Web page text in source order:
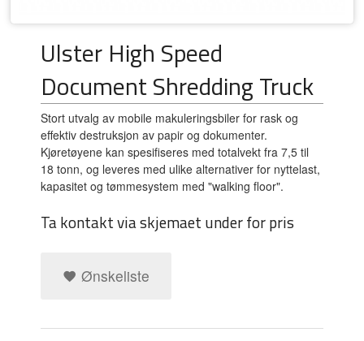
Ulster High Speed
Document Shredding Truck
Stort utvalg av mobile makuleringsbiler for rask og
effektiv destruksjon av papir og dokumenter.
Kjøretøyene kan spesifiseres med totalvekt fra 7,5 til
18 tonn, og leveres med ulike alternativer for nyttelast,
kapasitet og tømmesystem med "walking floor".
Ta kontakt via skjemaet under for pris
Ønskeliste